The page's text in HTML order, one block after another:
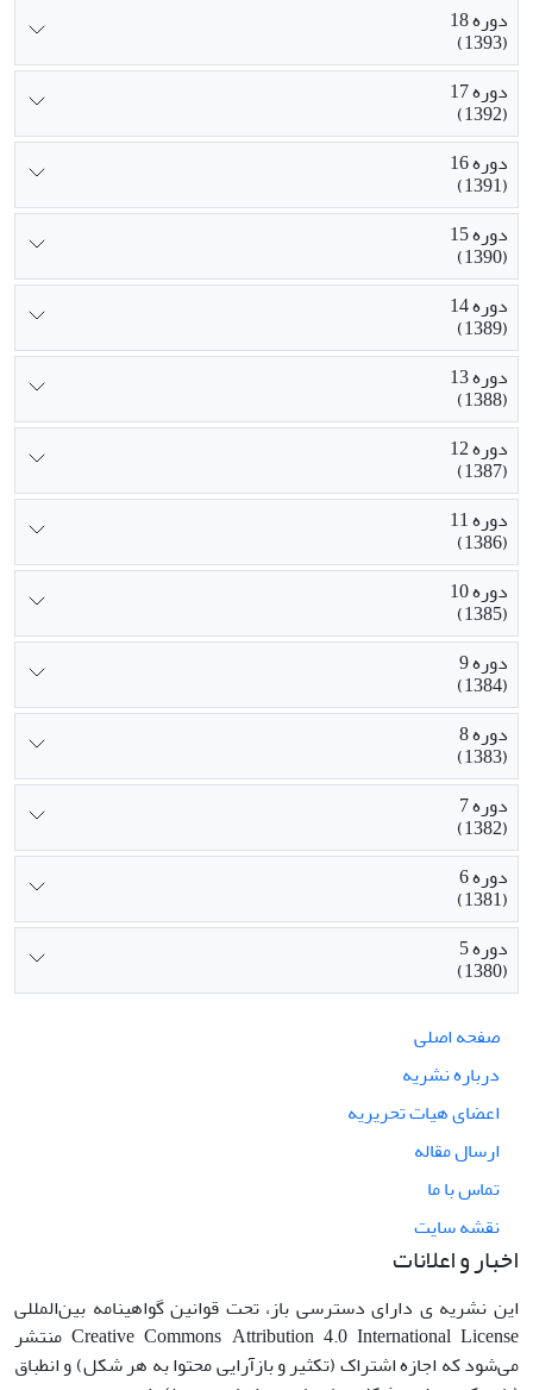
دوره 18
(1393)
دوره 17
(1392)
دوره 16
(1391)
دوره 15
(1390)
دوره 14
(1389)
دوره 13
(1388)
دوره 12
(1387)
دوره 11
(1386)
دوره 10
(1385)
دوره 9
(1384)
دوره 8
(1383)
دوره 7
(1382)
دوره 6
(1381)
دوره 5
(1380)
صفحه اصلی
درباره نشریه
اعضای هیات تحریریه
ارسال مقاله
تماس با ما
نقشه سایت
اخبار و اعلانات
این نشریه ی دارای دسترسی باز، تحت قوانین گواهینامه بین‌المللی
Creative Commons Attribution 4.0 International License منتشر
می‌شود که اجازه اشتراک (تکثیر و بازآرایی محتوا به هر شکل) و انطباق